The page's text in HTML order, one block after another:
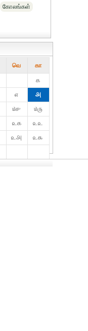
கோலங்கள்
வெ கா
௧
௭
௮
௰௪
௰௫
௨௧
௨௨
௨௮
௨௯